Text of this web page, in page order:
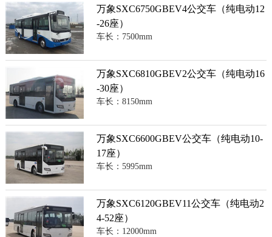
万象SXC6750GBEV4公交车（纯电动12
-26座）
车长：7500mm
万象SXC6810GBEV2公交车（纯电动16
-30座）
车长：8150mm
万象SXC6600GBEV公交车（纯电动10-
17座）
车长：5995mm
万象SXC6120GBEV11公交车（纯电动2
4-52座）
车长：12000mm